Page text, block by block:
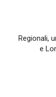
Regionali,
e